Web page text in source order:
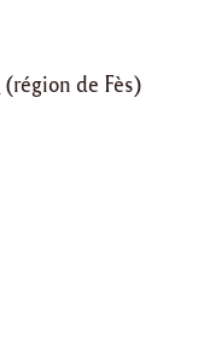
(région de Fès)